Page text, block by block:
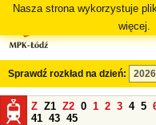
Nasza strona wykorzystuje
więcej.
Sprawdź rozkład na dzień:
Z Z1 Z2 0 1 2 3 4 5
41 43 45